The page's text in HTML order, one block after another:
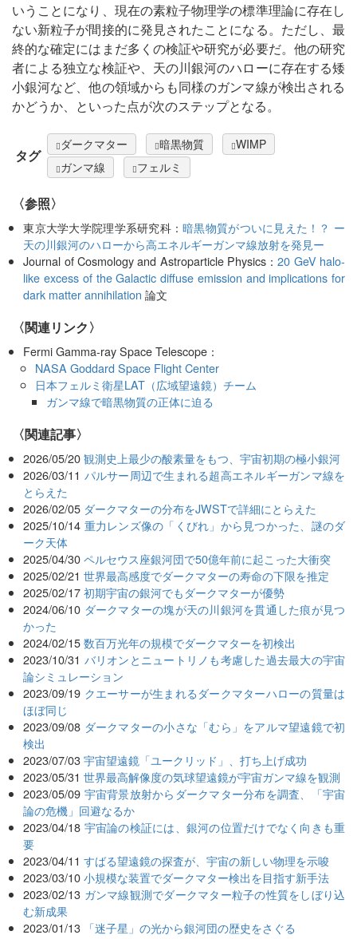
いうことになり、現在の素粒子物理学の標準理論に存在し
ない新粒子が間接的に発見されたことになる。ただし、最
終的な確定にはまだ多くの検証や研究が必要だ。他の研究
者による独立な検証や、天の川銀河のハローに存在する矮
小銀河など、他の領域からも同様のガンマ線が検出される
かどうか、といった点が次のステップとなる。
タグ
ダークマター 暗黒物質
WIMP
ガンマ線
フェルミ
〈参照〉
東京大学大学院理学系研究科：暗黒物質がついに見えた！？ ー
天の川銀河のハローから高エネルギーガンマ線放射を発見ー
Journal of Cosmology and Astroparticle Physics：20 GeV halo-
like excess of the Galactic diffuse emission and implications for
dark matter annihilation 論文
〈関連リンク〉
Fermi Gamma-ray Space Telescope：
NASA Goddard Space Flight Center
日本フェルミ衛星LAT（広域望遠鏡）チーム
ガンマ線で暗黒物質の正体に迫る
関連記事
2026/05/20 観測史上最少の酸素量をもつ、宇宙初期の極小銀河
2026/03/11 パルサー周辺で生まれる超高エネルギーガンマ線を
とらえた
2026/02/05 ダークマターの分布をJWSTで詳細にとらえた
2025/10/14 重力レンズ像の「くびれ」から見つかった、謎のダ
ーク天体
2025/04/30 ペルセウス座銀河団で50億年前に起こった大衝突
2025/02/21 世界最高感度でダークマターの寿命の下限を推定
2025/02/17 初期宇宙の銀河でもダークマターが優勢
2024/06/10 ダークマターの塊が天の川銀河を貫通した痕が見つ
かった
2024/02/15 数百万光年の規模でダークマターを初検出
2023/10/31 バリオンとニュートリノも考慮した過去最大の宇宙
論シミュレーション
2023/09/19 クエーサーが生まれるダークマターハローの質量は
ほぼ同じ
2023/09/08 ダークマターの小さな「むら」をアルマ望遠鏡で初
検出
2023/07/03 宇宙望遠鏡「ユークリッド」、打ち上げ成功
2023/05/31 世界最高解像度の気球望遠鏡が宇宙ガンマ線を観測
2023/05/09 宇宙背景放射からダークマター分布を調査、「宇宙
論の危機」回避なるか
2023/04/18 宇宙論の検証には、銀河の位置だけでなく向きも重
要
2023/04/11 すばる望遠鏡の探査が、宇宙の新しい物理を示唆
2023/03/10 小規模な装置でダークマター検出を目指す新手法
2023/02/13 ガンマ線観測でダークマター粒子の性質をしぼり込
む新成果
2023/01/13 「迷子星」の光から銀河団の歴史をさぐる